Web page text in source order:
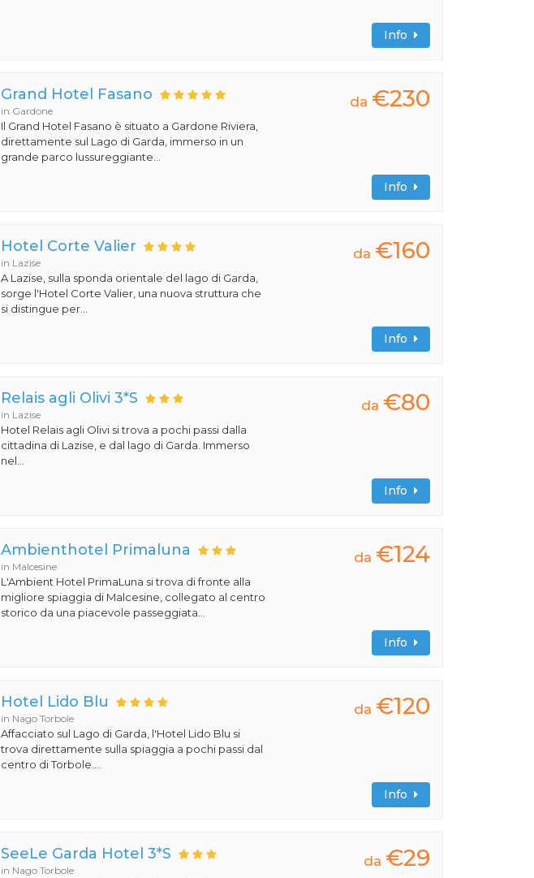
Info
Grand Hotel Fasano
in Gardone
Il Grand Hotel Fasano è situato a Gardone Riviera,
direttamente sul Lago di Garda, immerso in un
grande parco lussureggiante...
da €230
Info
Hotel Corte Valier
in Lazise
A Lazise, sulla sponda orientale del lago di Garda,
sorge l'Hotel Corte Valier, una nuova struttura che
si distingue per...
da €160
Info
Relais agli Olivi 3*S
in Lazise
Hotel Relais agli Olivi si trova a pochi passi dalla
cittadina di Lazise, e dal lago di Garda. Immerso
nel...
da €80
Info
Ambienthotel Primaluna
in Malcesine
L'Ambient Hotel PrimaLuna si trova di fronte alla
migliore spiaggia di Malcesine, collegato al centro
storico da una piacevole passeggiata...
da €124
Info
Hotel Lido Blu
in Nago Torbole
Affacciato sul Lago di Garda, l'Hotel Lido Blu si
trova direttamente sulla spiaggia a pochi passi dal
centro di Torbole....
da €120
Info
SeeLe Garda Hotel 3*S
in Nago Torbole
da €29